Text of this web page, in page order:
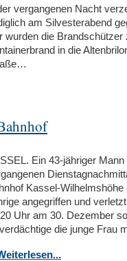
vergangenen Nacht
am Silvesterabend
wurden die Brandschützer
in die
Ein 43-jähriger Mann
Kassel-Wilhelmshöhe
angegriffen und
Uhr am 30. Dezember
die junge Frau